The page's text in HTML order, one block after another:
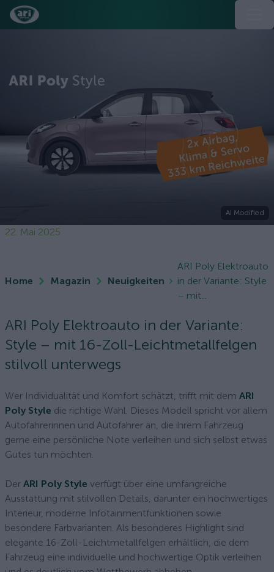
AI Modified
22. Mai 2025
Home Magazin Neuigkeiten
ARI Poly Elektroauto
in der Variante: Style
– mit...
ARI Poly Elektroauto in der Variante:
Style – mit 16-Zoll-Leichtmetallfelgen
stilvoll unterwegs
Wer Individualität und Komfort schätzt, trifft mit dem ARI
Poly Style die richtige Wahl. Dieses Modell spricht vor allem
Autofahrerinnen und Autofahrer an, die ihrem Fahrzeug
gerne eine persönliche Note verleihen und sich selbst etwas
Gutes tun möchten.
Der ARI Poly Style verfügt über eine umfangreiche
Ausstattung mit stilvollen Details, darunter ein hochwertiges
Interieur, moderne Infotainmentfunktionen sowie
besondere Farbvarianten. Als besonderes Highlight sind
elegante 16-Zoll-Leichtmetallfelgen erhältlich, die dem
Fahrzeug eine individuelle und hochwertige Optik verleihen